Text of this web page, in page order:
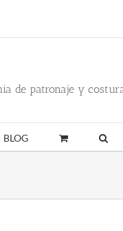
de patronaje y
BLOG